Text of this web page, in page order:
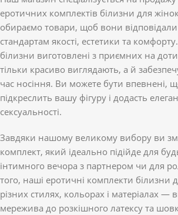
еротичних комплектів білизни для
обираємо товари, щоб вони
стандартам якості, естетики та
білизни виготовлені з приємних на
тільки красиво виглядають, а й
час носіння. Ви можете бути впевнені,
підкреслить вашу фігуру і додасть
сексуальності.
Завдяки нашому великому вибору ви
комплект, який ідеально підійде для
інтимного вечора з партнером чи для
того, наші еротичні комплекти білизни
різних стилях, кольорах і матеріалах —
мережива до розкішного латексу та